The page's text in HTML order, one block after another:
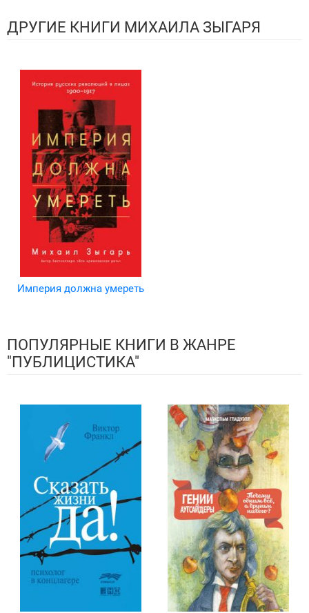
ДРУГИЕ КНИГИ МИХАИЛА ЗЫГАРЯ
Империя должна умереть
ПОПУЛЯРНЫЕ КНИГИ В ЖАНРЕ
"ПУБЛИЦИСТИКА"